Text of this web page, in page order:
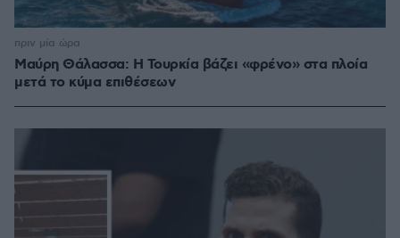
Μαύρη Θάλασσα: Η Τουρκία βάζει «φρένο» στα πλοία
μετά το κύμα επιθέσεων
πριν μία ώρα